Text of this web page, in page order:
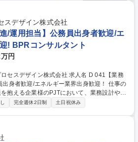
スデザイン株式会社
/運用担当】公務員出身者歓迎/エ
! BPRコンサルタント
円
ン株式会社 求人名 D 041【業務
者歓迎/エネルギー業界出身歓迎！ 仕事の
抱える企業様のPJTにおいて、業務設計や運
善、生産性向上の提案活動をお任せ致しま
ェクトを受託している団体の制度設計支援 ■
画実現に向けた運営方針策定・体制構築支援/
完全週休2日制 土日祝休み